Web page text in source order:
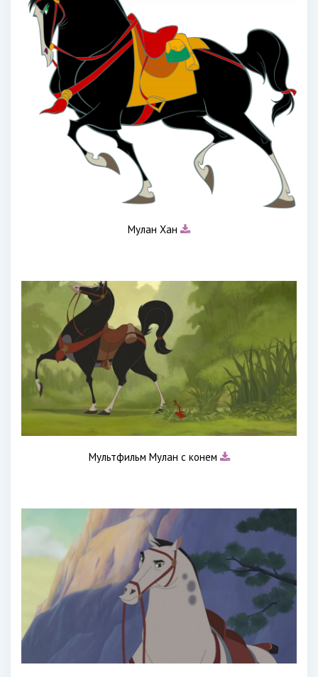
Мулан Хан
Мультфильм Мулан с конем